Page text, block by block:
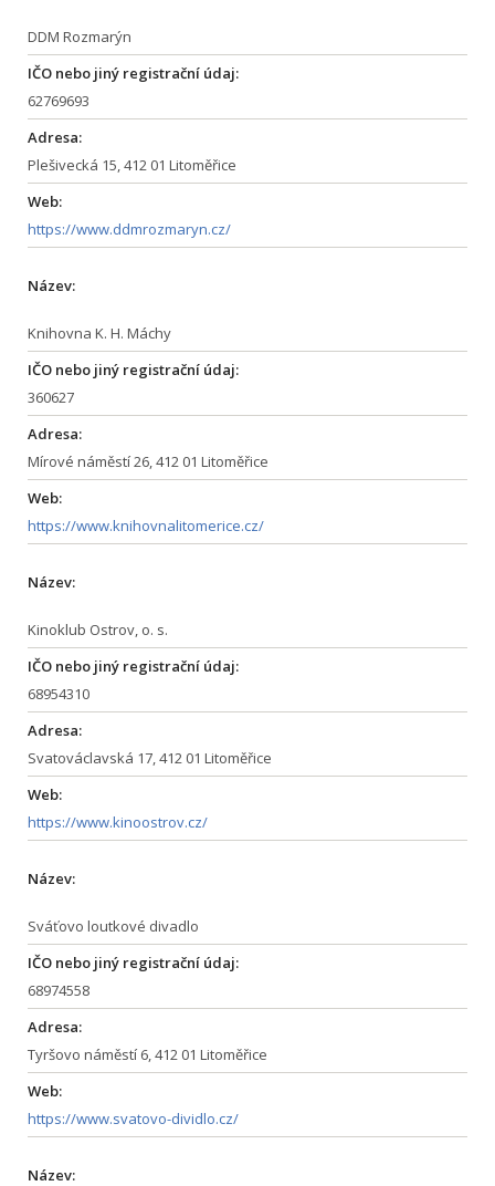
DDM Rozmarýn
IČO nebo jiný registrační údaj:
62769693
Adresa:
Plešivecká 15, 412 01 Litoměřice
Web:
https://www.ddmrozmaryn.cz/
Název:
Knihovna K. H. Máchy
IČO nebo jiný registrační údaj:
360627
Adresa:
Mírové náměstí 26, 412 01 Litoměřice
Web:
https://www.knihovnalitomerice.cz/
Název:
Kinoklub Ostrov, o. s.
IČO nebo jiný registrační údaj:
68954310
Adresa:
Svatováclavská 17, 412 01 Litoměřice
Web:
https://www.kinoostrov.cz/
Název:
Sváťovo loutkové divadlo
IČO nebo jiný registrační údaj:
68974558
Adresa:
Tyršovo náměstí 6, 412 01 Litoměřice
Web:
https://www.svatovo-dividlo.cz/
Název: